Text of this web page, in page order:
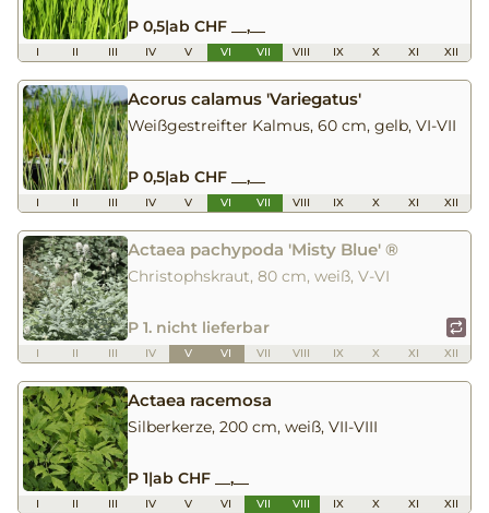
P 0,5|ab CHF __,__
I II III IV V VI VII VIII IX X XI XII
Acorus calamus 'Variegatus'
Weißgestreifter Kalmus, 60 cm, gelb, VI-VII
P 0,5|ab CHF __,__
I II III IV V VI VII VIII IX X XI XII
Actaea pachypoda 'Misty Blue' ®
Christophskraut, 80 cm, weiß, V-VI
P 1. nicht lieferbar
I II III IV V VI VII VIII IX X XI XII
Actaea racemosa
Silberkerze, 200 cm, weiß, VII-VIII
P 1|ab CHF __,__
I II III IV V VI VII VIII IX X XI XII